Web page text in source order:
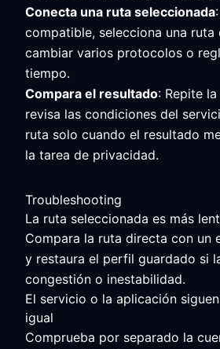
Conecta una ruta seleccionada
compatible, selecciona una ruta
cambiar varios protocolos o
tiempo.
Compara el resultado: Repite
revisa las condiciones del
ruta solo cuando el resultado
la tarea de privacidad.
Troubleshooting
La ruta seleccionada es más
Compara la ruta directa con un
y restaura el perfil guardado si
congestión o inestabilidad.
El servicio o la aplicación
igual
Comprueba por separado la